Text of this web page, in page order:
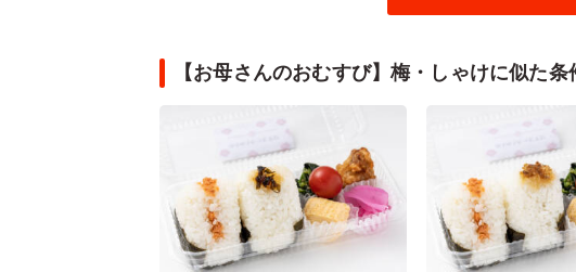
【お母さんのおむすび】梅・しゃけに似た条